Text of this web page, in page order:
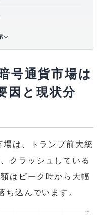
乱しているのか？
務問題
ング」失敗の可能
場の行方を左右す
はいつ、どの程度
号通貨市場は
因と現状分
場は、トランプ前大統
クラッシュしている
はピーク時から大幅
込んでいます。